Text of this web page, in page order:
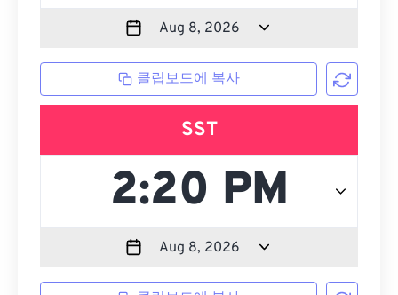
클립보드에 복사
SST